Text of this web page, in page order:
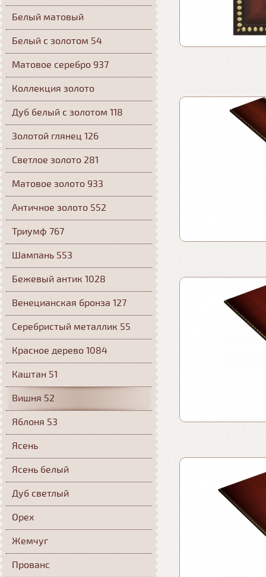
Белый матовый
Белый с золотом 54
Матовое серебро 937
Коллекция золото
Дуб белый с золотом 118
Золотой глянец 126
Светлое золото 281
Матовое золото 933
Античное золото 552
Триумф 767
Шампань 553
Бежевый антик 1028
Венецианская бронза 127
Серебристый металлик 55
Красное дерево 1084
Каштан 51
Вишня 52
Яблоня 53
Ясень
Ясень белый
Дуб светлый
Орех
Жемчуг
Прованс